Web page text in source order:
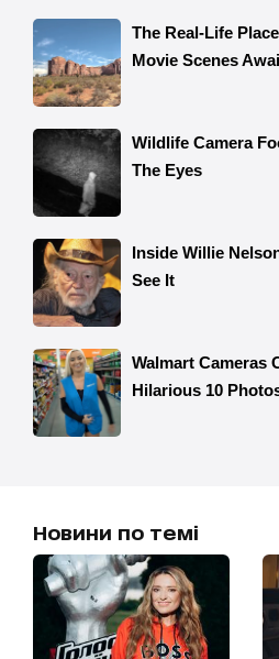
Новини по темі